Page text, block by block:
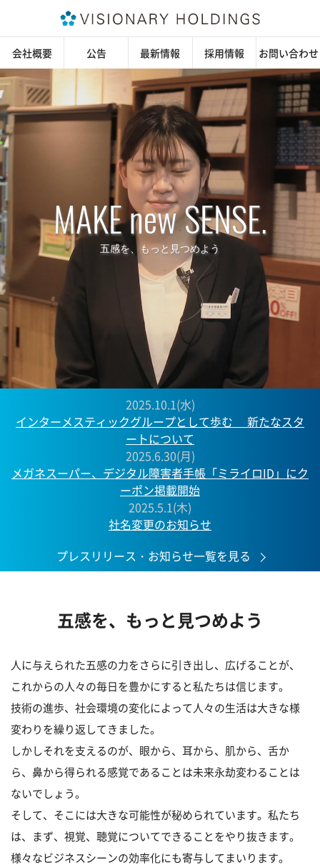
会社概要 公告 最新情報 採用情報 お問い合わせ
MAKE new SENSE.
五感を、もっと見つめよう
2025.10.1(水)
インターメスティックグループとして歩む 新たなスタ
ートについて
2025.6.30(月)
メガネスーパー、デジタル障害者手帳「ミライロID」にク
ーポン掲載開始
2025.5.1(木)
社名変更のお知らせ
プレスリリース・お知らせ一覧を見る
五感を、もっと見つめよう
人に与えられた五感の力をさらに引き出し、広げることが、
これからの人々の毎日を豊かにすると私たちは信じます。
技術の進歩、社会環境の変化によって人々の生活は大きな様
変わりを繰り返してきました。
しかしそれを支えるのが、眼から、耳から、肌から、舌か
ら、鼻から得られる感覚であることは未来永劫変わることは
ないでしょう。
そして、そこには大きな可能性が秘められています。 私たち
は、まず、視覚、聴覚についてできることをやり抜きます。
様々なビジネスシーンの効率化にも寄与してまいります。